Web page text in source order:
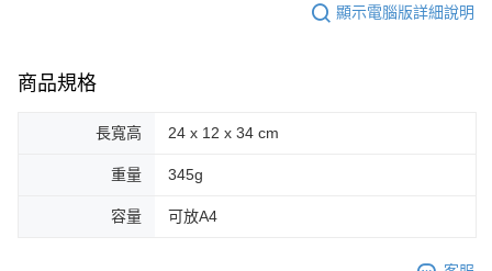
顯示電腦版詳細說明
商品規格
長寬高 24 x 12 x 34 cm
重量 345g
容量 可放A4